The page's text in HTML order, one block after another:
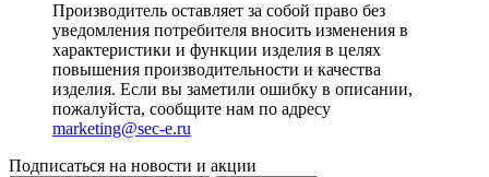
Производитель оставляет за собой право без
уведомления потребителя вносить изменения в
характеристики и функции изделия в целях
повышения производительности и качества
изделия. Если вы заметили ошибку в описании,
пожалуйста, сообщите нам по адресу
marketing@sec-e.ru
Подписаться на новости и акции